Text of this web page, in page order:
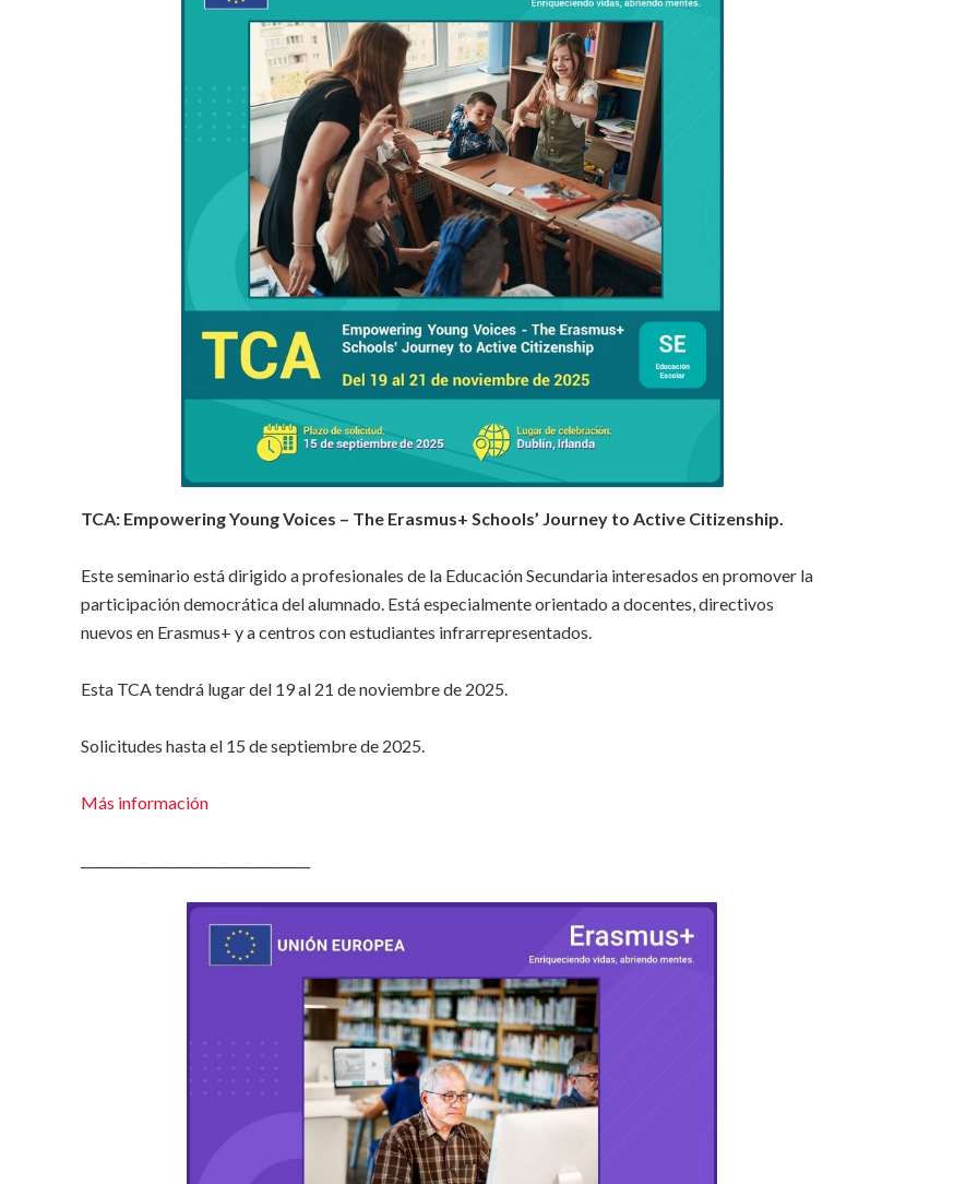
TCA: Empowering Young Voices – The Erasmus+ Schools’ Journey to Active Citizenship.
Este seminario está dirigido a profesionales de la Educación Secundaria interesados en promover la
participación democrática del alumnado. Está especialmente orientado a docentes, directivos
nuevos en Erasmus+ y a centros con estudiantes infrarrepresentados.
Esta TCA tendrá lugar del 19 al 21 de noviembre de 2025.
Solicitudes hasta el 15 de septiembre de 2025.
Más información